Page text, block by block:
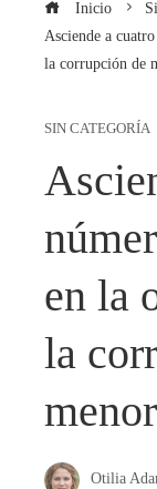
Inicio
Asciende a
la corrupción de
SIN CATEGORÍA
en la
la
Otilia